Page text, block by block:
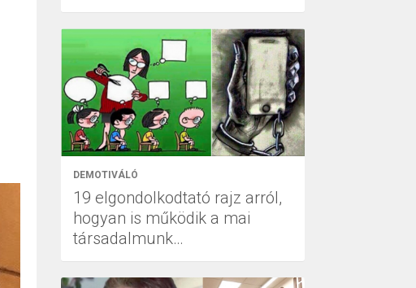
DEMOTIVÁLÓ
19 elgondolkodtató rajz arról,
hogyan is működik a mai
társadalmunk…